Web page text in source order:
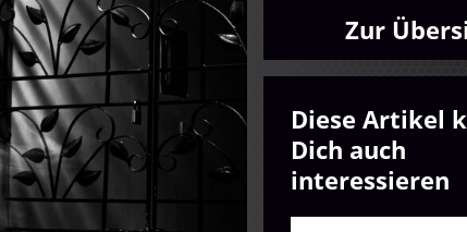
Zur
Diese Artikel
Dich auch
interessieren